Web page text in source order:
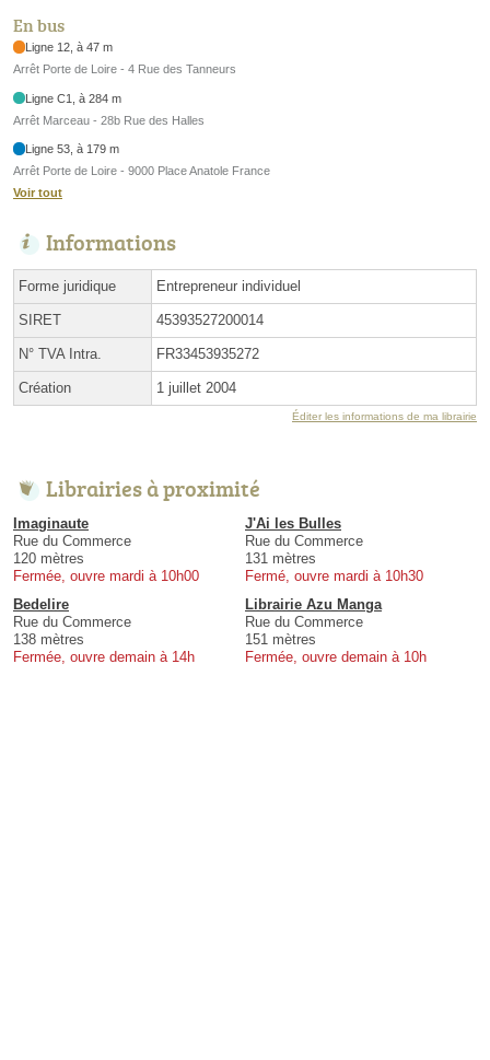
En bus
Ligne 12, à 47 m
Arrêt Porte de Loire - 4 Rue des Tanneurs
Ligne C1, à 284 m
Arrêt Marceau - 28b Rue des Halles
Ligne 53, à 179 m
Arrêt Porte de Loire - 9000 Place Anatole France
Voir tout
Informations
Forme juridique Entrepreneur individuel
SIRET 45393527200014
N° TVA Intra. FR33453935272
Création 1 juillet 2004
Éditer les informations de ma librairie
Librairies à proximité
Imaginaute
Rue du Commerce
120 mètres
Fermée, ouvre mardi à 10h00
J'Ai les Bulles
Rue du Commerce
131 mètres
Fermé, ouvre mardi à 10h30
Bedelire
Rue du Commerce
138 mètres
Fermée, ouvre demain à 14h
Librairie Azu Manga
Rue du Commerce
151 mètres
Fermée, ouvre demain à 10h